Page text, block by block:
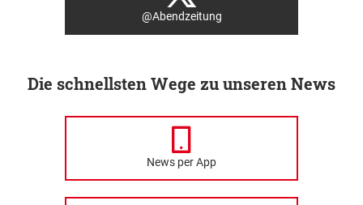
@Abendzeitung
Die schnellsten Wege zu unseren News
News per App